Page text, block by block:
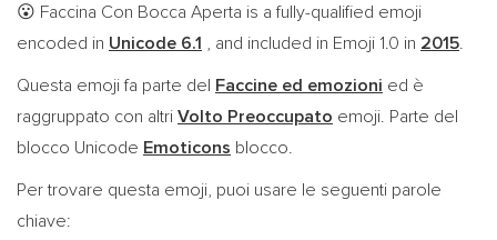
😮 Faccina Con Bocca Aperta is a fully-qualified emoji
encoded in Unicode 6.1 , and included in Emoji 1.0 in 2015.
Questa emoji fa parte del Faccine ed emozioni ed è
raggruppato con altri Volto Preoccupato emoji. Parte del
blocco Unicode Emoticons blocco.
Per trovare questa emoji, puoi usare le seguenti parole
chiave: